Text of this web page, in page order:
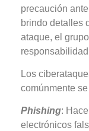
precaución
brindo detalles
ataque, el
Los
comúnmente
Phishing:
electrónicos